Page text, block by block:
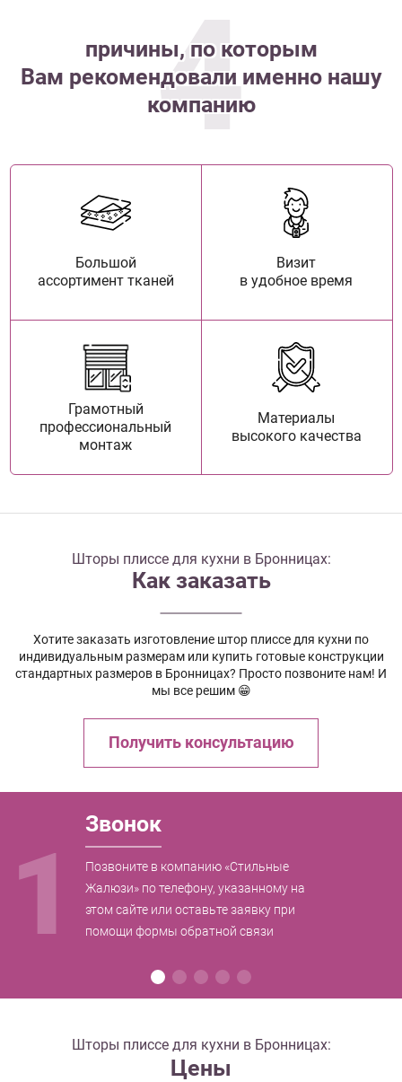
4
причины, по которым
Вам рекомендовали именно нашу
компанию
Большой
ассортимент тканей
Визит
в удобное время
Грамотный
профессиональный
монтаж
Материалы
высокого качества
Шторы плиссе для кухни в Бронницах:
Как заказать
Хотите заказать изготовление штор плиссе для кухни по
индивидуальным размерам или купить готовые конструкции
стандартных размеров в Бронницах? Просто позвоните нам! И
мы все решим 😁
Получить консультацию
1
Звонок
Позвоните в компанию «Стильные
Жалюзи» по телефону, указанному на
этом сайте или оставьте заявку при
помощи формы обратной связи
Шторы плиссе для кухни в Бронницах:
Цены